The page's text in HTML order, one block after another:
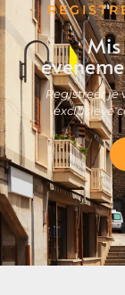
Mis
Registreer
exclusieve